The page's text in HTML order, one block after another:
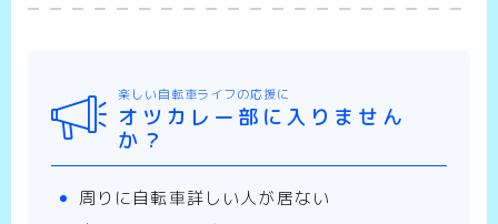
楽しい自転車ライフの応援に
オツカレー部に入りません
か？
周りに自転車詳しい人が居ない